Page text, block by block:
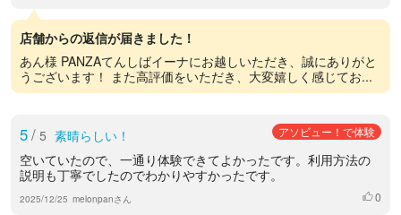
店舗からの返信が届きました！
あん様 PANZAてんしばイーナにお越しいただき、誠にありがと
うございます！ また高評価をいただき、大変嬉しく感じてお...
5/ 5 素晴らしい！ アソビュー！で体験
空いていたので、一通り体験できてよかったです。利用方法の
説明も丁寧でしたのでわかりやすかったです。
2025/12/25 melonpanさん いいね
0